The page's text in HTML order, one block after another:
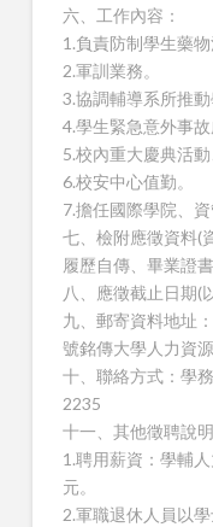
六、工作內容：
1.負責防制學生藥物
2.軍訓業務。
3.協調輔導系所推動
4.學生緊急意外事故
5.校內重大慶典活
6.校安中心值勤。
7.擔任國際學院、
七、檢附應徵資料(
履歷自傳、畢業證
八、應徵截止日期(
九、郵寄資料地址
號銘傳大學人力資
十、聯絡方式：學
2235
十一、其他徵聘說明
1.聘用薪資：學輔
元。
2.軍職退休人員以